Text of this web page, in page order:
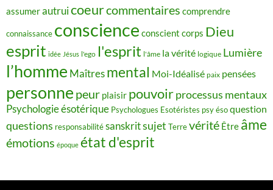
assumerautruicoeurcommentaires comprendre
connaissance conscience conscient corps Dieu
esprit idée Jésus l'ego l'esprit l'âme la vérité logique Lumière
l’homme Maîtres mental Moi-Idéalisé paix pensées
personne peur plaisir pouvoirprocessus mentaux
Psychologie ésotérique Psychologues Esotéristes psy ésoquestion
questions responsabilitésanskritsujet Terrevérité Être âme
émotions époque état d'esprit